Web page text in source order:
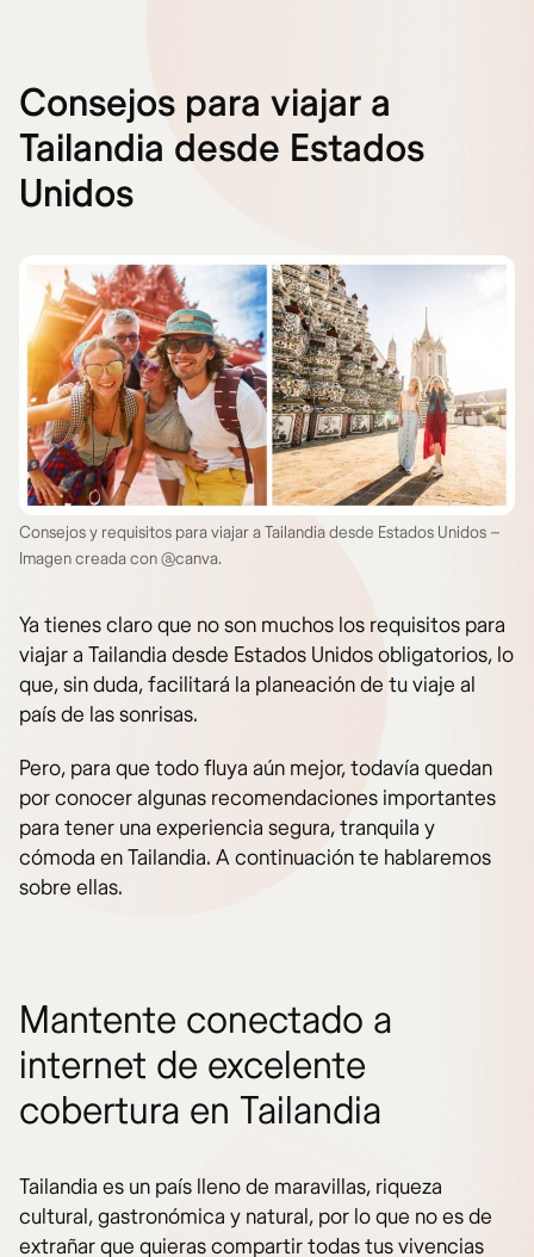
Consejos para viajar a
Tailandia desde Estados
Unidos
Consejos y requisitos para viajar a Tailandia desde Estados Unidos –
Imagen creada con @canva.
Ya tienes claro que no son muchos los requisitos para
viajar a Tailandia desde Estados Unidos obligatorios, lo
que, sin duda, facilitará la planeación de tu viaje al
país de las sonrisas.
Pero, para que todo fluya aún mejor, todavía quedan
por conocer algunas recomendaciones importantes
para tener una experiencia segura, tranquila y
cómoda en Tailandia. A continuación te hablaremos
sobre ellas.
Mantente conectado a
internet de excelente
cobertura en Tailandia
Tailandia es un país lleno de maravillas, riqueza
cultural, gastronómica y natural, por lo que no es de
extrañar que quieras compartir todas tus vivencias